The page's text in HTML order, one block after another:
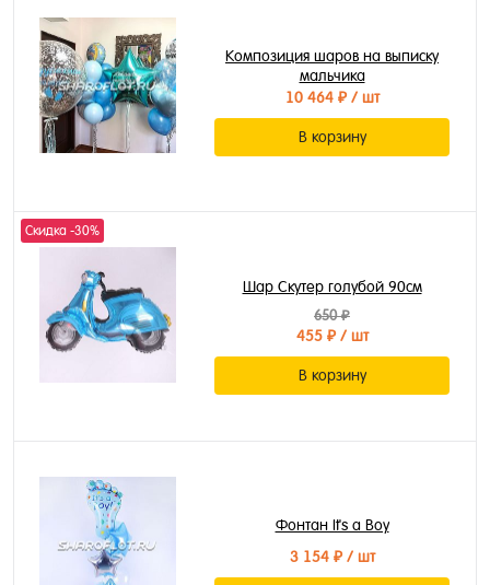
Композиция шаров на выписку
мальчика
10 464 ₽/ шт
В корзину
Скидка -30%
Шар Скутер голубой 90см
650 ₽
455 ₽/ шт
В корзину
Фонтан It's a Boy
3 154 ₽/ шт